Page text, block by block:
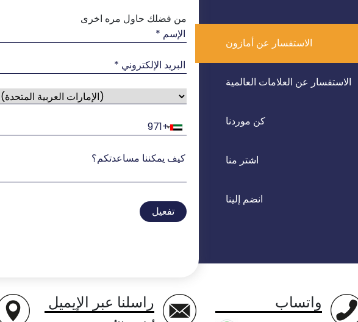
الاستفسار عن أمازون
الاستفسار عن العلامات العالمية
كن موردنا
اشتر منا
انضم إلينا
من فضلك حاول مره اخرى
تفعيل
واتساب راسلنا عبر الإيميل